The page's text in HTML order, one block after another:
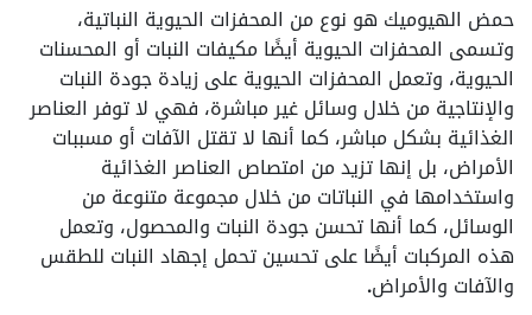
حمض الهيوميك هو نوع من المحفزات الحيوية النباتية،
وتسمى المحفزات الحيوية أيضًا مكيفات النبات أو المحسنات
الحيوية، وتعمل المحفزات الحيوية على زيادة جودة النبات
والإنتاجية من خلال وسائل غير مباشرة، فهي لا توفر العناصر
الغذائية بشكل مباشر، كما أنها لا تقتل الآفات أو مسببات
الأمراض، بل إنها تزيد من امتصاص العناصر الغذائية
واستخدامها في النباتات من خلال مجموعة متنوعة من
الوسائل، كما أنها تحسن جودة النبات والمحصول، وتعمل
هذه المركبات أيضًا على تحسين تحمل إجهاد النبات للطقس
والآفات والأمراض.